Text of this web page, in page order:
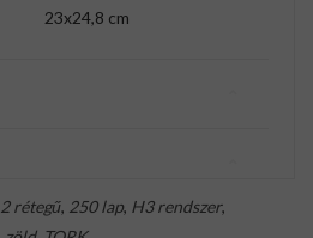
23x24,8 cm
2 rétegű, 250 lap, H3 rendszer,